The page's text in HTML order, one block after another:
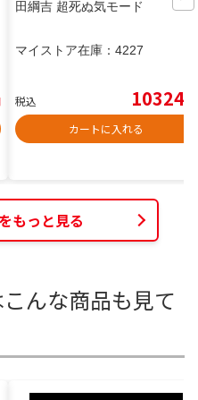
田綱吉 超死ぬ気モード
マイストア在庫： 4227
税込 10324
カートに入れる
もっと見る
んな商品も見て